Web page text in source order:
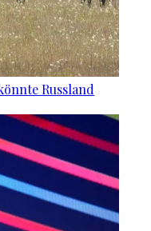
Russland